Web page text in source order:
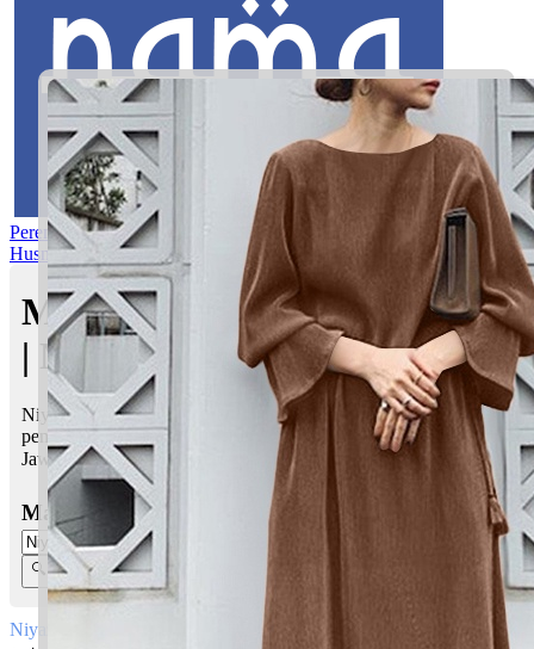
Perempuan Nama Pilihan Nama Gabungan Nama Rasul
Asma’ul
Husna Mom's Club
Maksud nama Niyaz Mursyid
| Maksud Nama dalam Islam
Niyaz Mursyid bermaksud Doa, harapan; Pembimbing, guru,
pemberi petunjuk
Jawi:نياز مورشيد
Masukkan Nama:
Niyaz Mursyid